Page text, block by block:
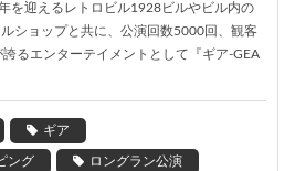
を迎えるレトロビル1928ビルやビル内の
ショップと共に、公演回数5000回、観客
るエンターテイメントとして『ギア-GEA
ギア
ング ロングラン公演